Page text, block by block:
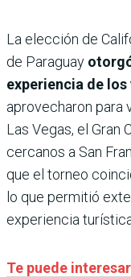
La elección de
de Paraguay
experiencia de
aprovecharon
Las Vegas, el Gran
cercanos a San
que el torneo
lo que permitió
experiencia
Te puede